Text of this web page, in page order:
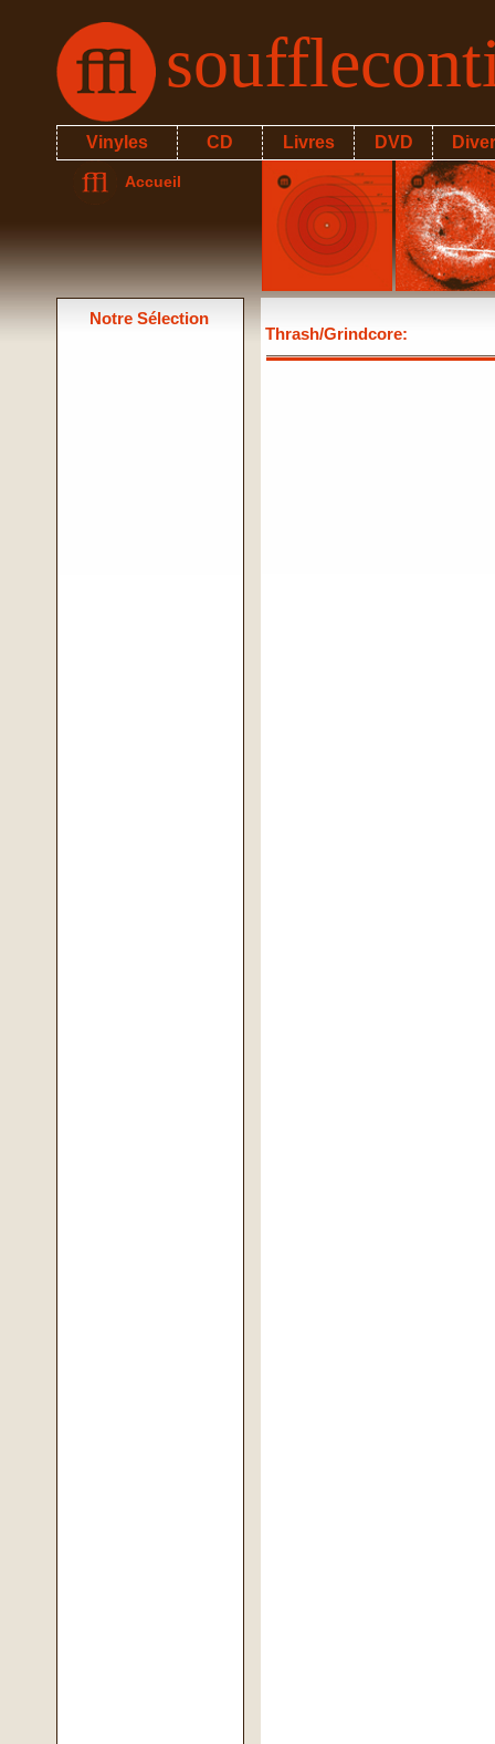
Vinyles CD Livres DVD
Accueil
Notre Sélection
Thrash/Grindcore: